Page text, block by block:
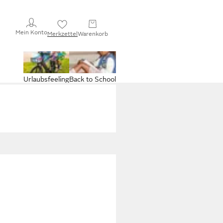
Mein KontoMerkzettelWarenkorb
Back to School
Urlaubsfeeling